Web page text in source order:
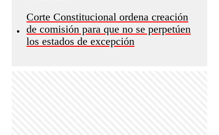
•
Corte Constitucional ordena creación
de comisión para que no se perpetúen
los estados de excepción